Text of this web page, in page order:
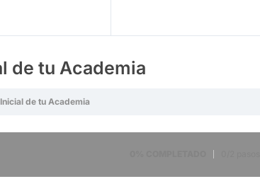
de tu Academia
de tu Academia